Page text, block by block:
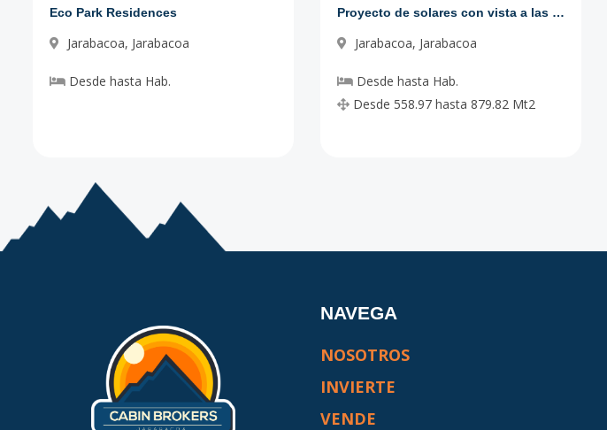
-21
1425-23
-
-
Eco Park Residences
Jarabacoa, Jarabacoa
Desde hasta Hab.
Proyecto de solares con vista a las montañas
Jarabacoa, Jarabacoa
Desde hasta Hab.
Desde 558.97 hasta 879.82 Mt2
NAVEGA
NOSOTROS
INVIERTE
VENDE